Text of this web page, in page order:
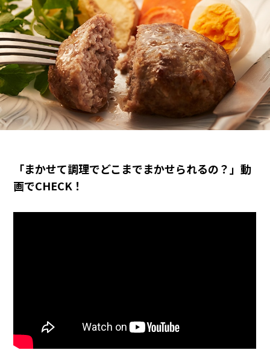
「まかせて調理でどこまでまかせられるの？」動
画でCHECK！